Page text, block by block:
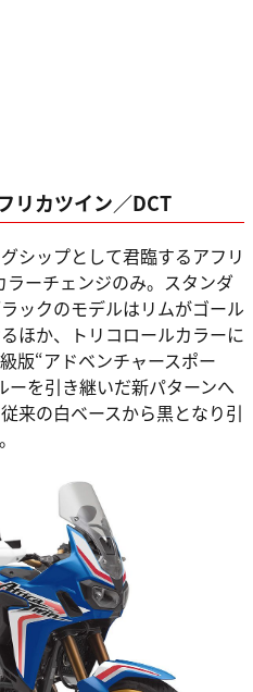
リカツイン／DCT
シップとして君臨するアフリ
ラーチェンジのみ。スタンダ
ックのモデルはリムがゴール
ほか、トリコロールカラーに
版“アドベンチャースポー
を引き継いだ新パターンへ
来の白ベースから黒となり引